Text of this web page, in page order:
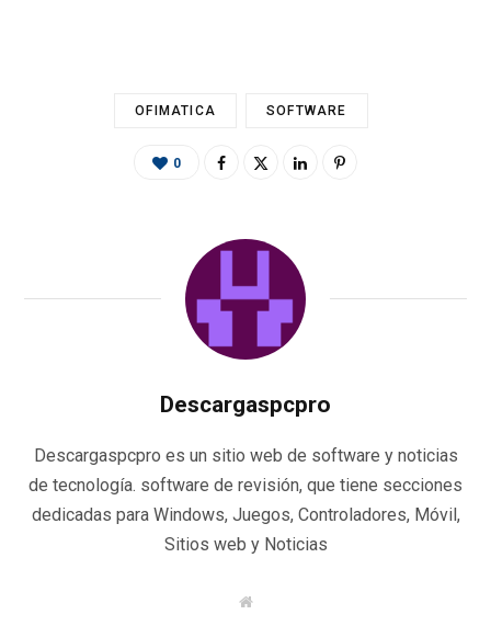
OFIMATICA SOFTWARE
0
Descargaspcpro
Descargaspcpro es un sitio web de software y noticias
de tecnología. software de revisión, que tiene secciones
dedicadas para Windows, Juegos, Controladores, Móvil,
Sitios web y Noticias
W